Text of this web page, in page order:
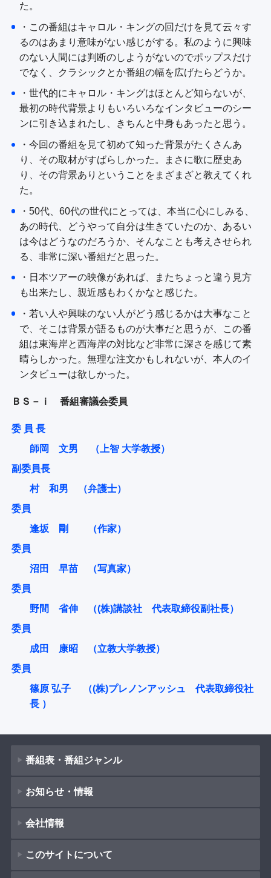
た。
・この番組はキャロル・キングの回だけを見て云々す
るのはあまり意味がない感じがする。私のように興味
のない人間には判断のしようがないのでポップスだけ
でなく、クラシックとか番組の幅を広げたらどうか。
・世代的にキャロル・キングはほとんど知らないが、
最初の時代背景よりもいろいろなインタビューのシー
ンに引き込まれたし、きちんと中身もあったと思う。
・今回の番組を見て初めて知った背景がたくさんあ
り、その取材がすばらしかった。まさに歌に歴史あ
り、その背景ありということをまざまざと教えてくれ
た。
・50代、60代の世代にとっては、本当に心にしみる、
あの時代、どうやって自分は生きていたのか、あるい
は今はどうなのだろうか、そんなことも考えさせられ
る、非常に深い番組だと思った。
・日本ツアーの映像があれば、またちょっと違う見方
も出来たし、親近感もわくかなと感じた。
・若い人や興味のない人がどう感じるかは大事なこと
で、そこは背景が語るものが大事だと思うが、この番
組は東海岸と西海岸の対比など非常に深さを感じて素
晴らしかった。無理な注文かもしれないが、本人のイ
ンタビューは欲しかった。
ＢＳ－ｉ 番組審議会委員
委 員 長
師岡 文男 （上智 大学教授）
副委員長
村 和男 （弁護士）
委員
逢坂 剛 （作家）
委員
沼田 早苗 （写真家）
委員
野間 省伸 （(株)講談社 代表取締役副社長）
委員
成田 康昭 （立教大学教授）
委員
篠原 弘子 （(株)プレノンアッシュ 代表取締役社
長 ）
番組表・番組ジャンル
番組表
番組ジャンル
ドラマ
映画
お知らせ・情報
新着情報
お知らせ
会社情報
会社概要
（Company Information）
このサイトについて